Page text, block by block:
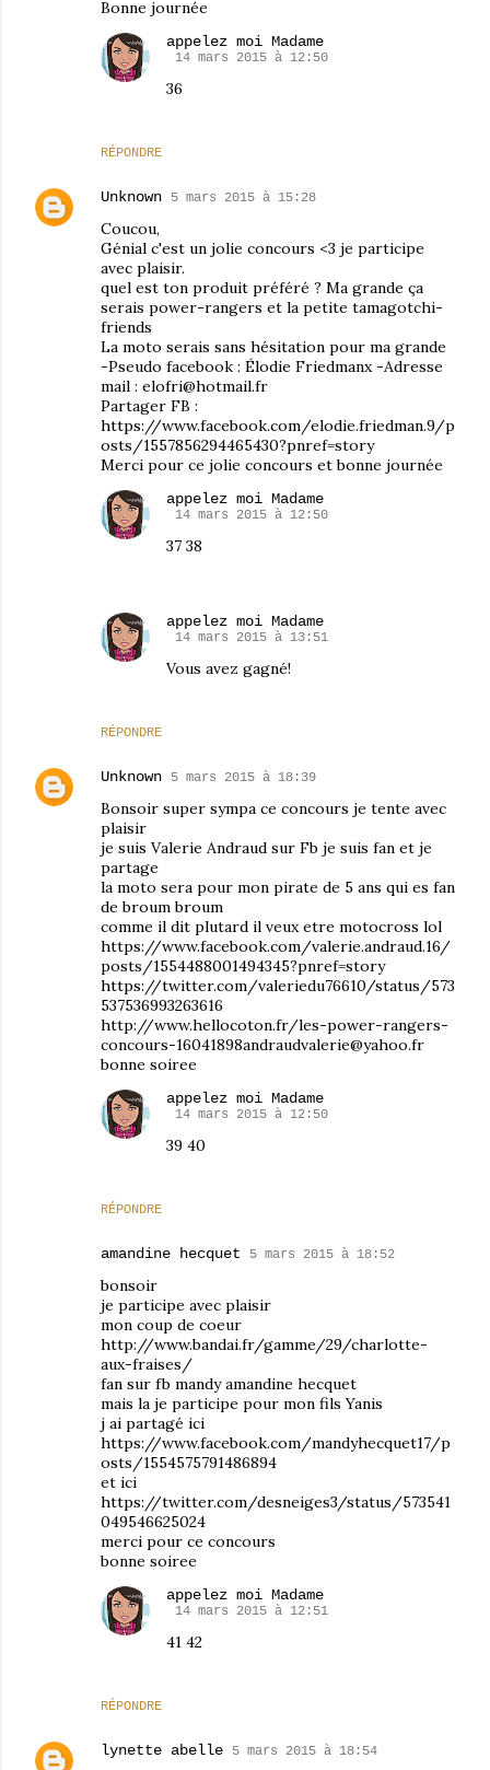
Bonne journée
RÉPONDRE
appelez moi Madame
14 mars 2015 à 12:50
36
Unknown 5 mars 2015 à 15:28
Coucou,
Génial c'est un jolie concours <3 je participe
avec plaisir.
quel est ton produit préféré ? Ma grande ça
serais power-rangers et la petite tamagotchi-
friends
La moto serais sans hésitation pour ma grande
-Pseudo facebook : Élodie Friedmanx -Adresse
mail : elofri@hotmail.fr
Partager FB :
https://www.facebook.com/elodie.friedman.9/p
osts/1557856294465430?pnref=story
Merci pour ce jolie concours et bonne journée
RÉPONDRE
appelez moi Madame
14 mars 2015 à 12:50
37 38
appelez moi Madame
14 mars 2015 à 13:51
Vous avez gagné!
Unknown 5 mars 2015 à 18:39
Bonsoir super sympa ce concours je tente avec
plaisir
je suis Valerie Andraud sur Fb je suis fan et je
partage
la moto sera pour mon pirate de 5 ans qui es fan
de broum broum
comme il dit plutard il veux etre motocross lol
https://www.facebook.com/valerie.andraud.16/
posts/1554488001494345?pnref=story
https://twitter.com/valeriedu76610/status/573
537536993263616
http://www.hellocoton.fr/les-power-rangers-
concours-16041898andraudvalerie@yahoo.fr
bonne soiree
RÉPONDRE
appelez moi Madame
14 mars 2015 à 12:50
39 40
amandine hecquet 5 mars 2015 à 18:52
bonsoir
je participe avec plaisir
mon coup de coeur
http://www.bandai.fr/gamme/29/charlotte-
aux-fraises/
fan sur fb mandy amandine hecquet
mais la je participe pour mon fils Yanis
j ai partagé ici
https://www.facebook.com/mandyhecquet17/p
osts/1554575791486894
et ici
https://twitter.com/desneiges3/status/573541
049546625024
merci pour ce concours
bonne soiree
RÉPONDRE
appelez moi Madame
14 mars 2015 à 12:51
41 42
lynette abelle 5 mars 2015 à 18:54